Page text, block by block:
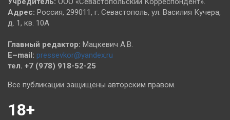
Адрес: Россия, 299011, г. Севастополь, ул. Василия Кучера,
д. 1, кв. 10А
Главный редактор: Мацкевич А.В.
E–mail: pressevkor@yandex.ru
тел. +7 (978) 918-52-25
Все публикации защищены авторским правом.
18+